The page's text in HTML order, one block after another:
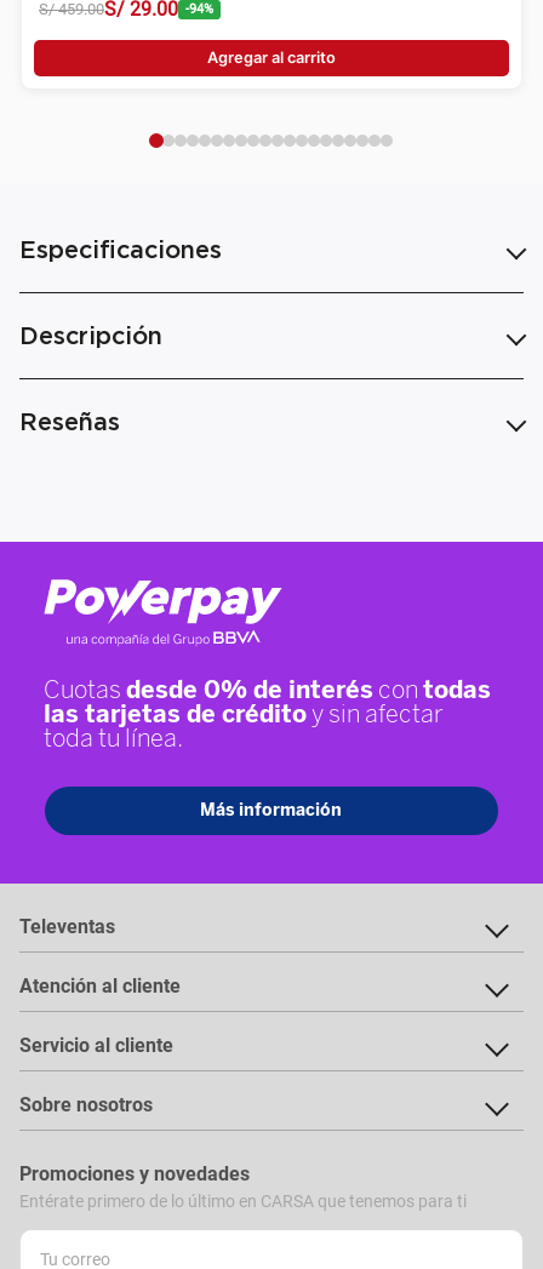
S/ 459.00S/ 29.00 -94%
Agregar al carrito
Especificaciones
Descripción
Reseñas
Televentas
Atención al cliente
Servicio al cliente
Sobre nosotros
Promociones y novedades
Entérate primero de lo último en CARSA que tenemos para ti